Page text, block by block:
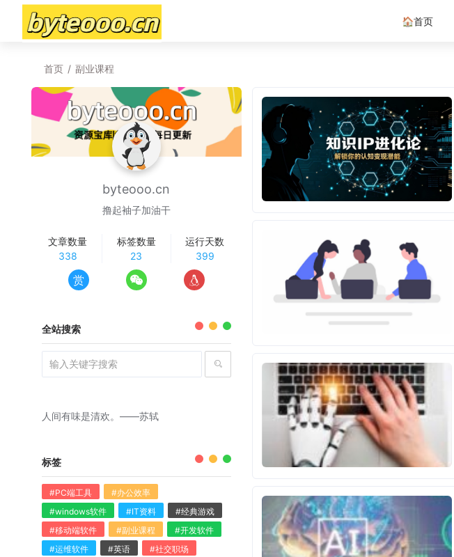
🏠首页
首页 / 副业课程
byteooo.cn
撸起袖子加油干
文章数量
338
标签数量
23
运行天数
399
赏
全站搜索
人间有味是清欢。——苏轼
标签
#PC端工具
#办公效率
#windows软件
#IT资料
#经典游戏
#移动端软件
#副业课程
#开发软件
#运维软件
#英语
#社交职场